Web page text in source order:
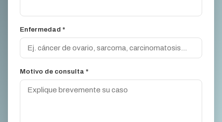
Enfermedad *
Motivo de consulta *